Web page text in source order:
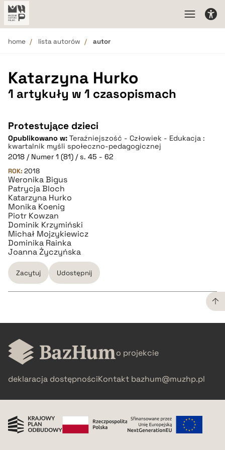
home lista autorów autor
Katarzyna Hurko
1 artykuły w 1 czasopismach
Protestujące dzieci
Opublikowano w: Teraźniejszość - Człowiek - Edukacja :
kwartalnik myśli społeczno-pedagogicznej
2018 / Numer 1 (81) / s. 45 - 62
ROK: 2018
Weronika Bigus
Patrycja Bloch
Katarzyna Hurko
Monika Koenig
Piotr Kowzan
Dominik Krzymiński
Michał Mojzykiewicz
Dominika Rainka
Joanna Życzyńska
Zacytuj Udostępnij
CZYSTY TEKST
pobierz cytat
BIBTEX
o projekcie
deklaracja dostępnościKontakt bazhum@muzhp.pl